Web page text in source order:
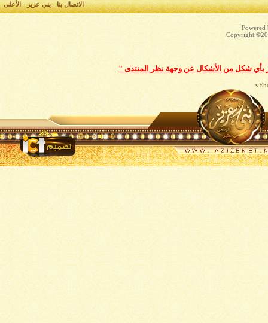
الاتصال بنا-بني عزيز-الأعلى
Copyright
بأي شكل من الأشكال عن وجهة نظر المنتدى "